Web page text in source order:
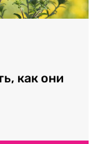
как они